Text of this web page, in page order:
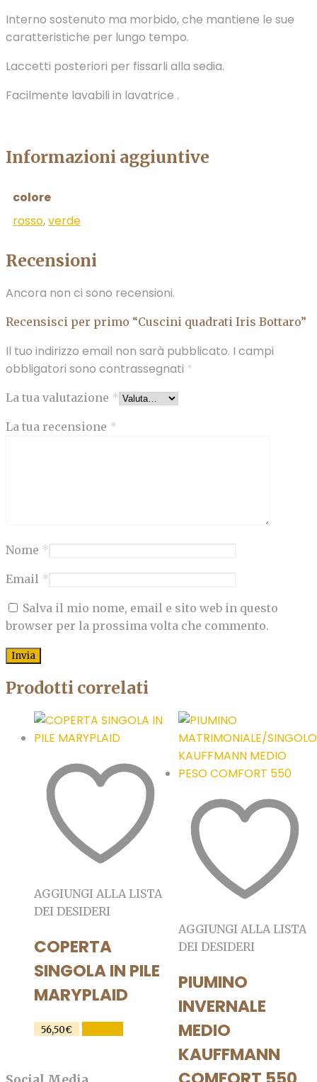
Interno sostenuto ma morbido, che mantiene le sue
caratteristiche per lungo tempo.
Laccetti posteriori per fissarli alla sedia.
Facilmente lavabili in lavatrice .
Informazioni aggiuntive
colore
rosso,verde
Recensioni
Ancora non ci sono recensioni.
Recensisci per primo “Cuscini quadrati Iris Bottaro”
Il tuo indirizzo email non sarà pubblicato. I campi
obbligatori sono contrassegnati *
La tua valutazione *
La tua recensione *
Nome *
Email *
Salva il mio nome, email e sito web in questo
browser per la prossima volta che commento.
Prodotti correlati
AGGIUNGI ALLA LISTA
DEI DESIDERI
COPERTA
SINGOLA IN PILE
MARYPLAID
56,50€
AGGIUNGI ALLA LISTA
DEI DESIDERI
PIUMINO
INVERNALE
MEDIO
KAUFFMANN